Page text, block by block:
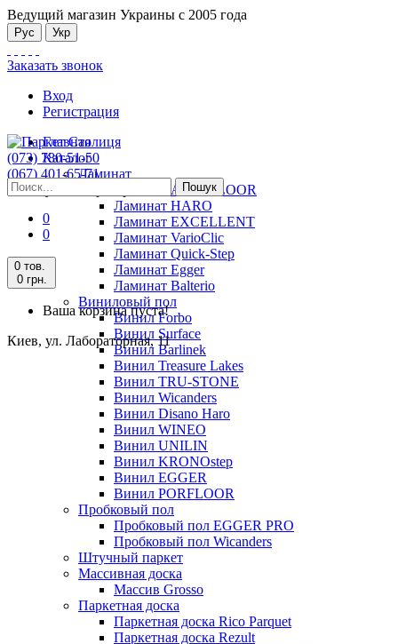
Ведущий магазин Украины с 2005 года
Рус Укр
Заказать звонок
Вход
Регистрация
(073) 780-51-50
(067) 401-65-71
Киев, ул. Лабораторная, 11
Пошук
0
0
0 тов.
0 грн.
Ваша корзина пуста!
Киев, ул. Лабораторная, 11
Главная
Каталог
Ламинат
Ламинат ALSAFLOOR
Ламинат HARO
Ламинат EXCELLENT
Ламинат VarioClic
Ламинат Quick-Step
Ламинат Egger
Ламинат Balterio
Виниловый пол
Винил Forbo
Винил Surface
Винил Barlinek
Винил Treasure Lakes
Винил TRU-STONE
Винил Wicanders
Винил Disano Haro
Винил WINEO
Винил UNILIN
Винил KRONOstep
Винил EGGER
Винил PORFLOOR
Пробковый пол
Пробковый пол EGGER PRO
Пробковый пол Wicanders
Штучный паркет
Массивная доска
Массив Grosso
Паркетная доска
Паркетная доска Rico Parquet
Паркетная доска Rezult